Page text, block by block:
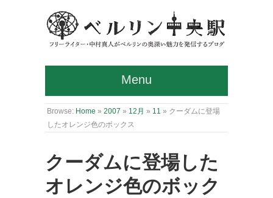
Menu
Browse: Home » 2007 » 12月 » 11 » クーダムに登場
したオレンジ色のボックス
クーダムに登場した
オレンジ色のボック